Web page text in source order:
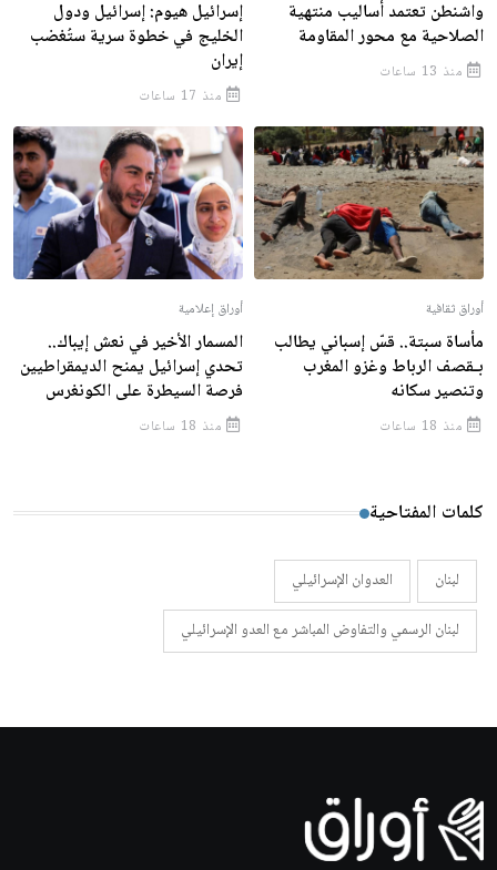
واشنطن تعتمد أساليب منتهية
الصلاحية مع محور المقاومة
منذ 13 ساعات
إسرائيل هيوم: إسرائيل ودول
الخليج في خطوة سرية ستُغضب
إيران
منذ 17 ساعات
أوراق ثقافية
مأساة سبتة.. قسّ إسباني يطالب
بـقصف الرباط وغزو المغرب
وتنصير سكانه
منذ 18 ساعات
أوراق إعلامية
المسمار الأخير في نعش إيباك..
تحدي إسرائيل يمنح الديمقراطيين
فرصة السيطرة على الكونغرس
منذ 18 ساعات
كلمات المفتاحية
لبنان
العدوان الإسرائيلي
لبنان الرسمي والتفاوض المباشر مع العدو الإسرائيلي